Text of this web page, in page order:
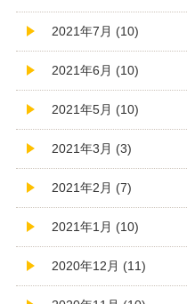
2021年7月 (10)
2021年6月 (10)
2021年5月 (10)
2021年3月 (3)
2021年2月 (7)
2021年1月 (10)
2020年12月 (11)